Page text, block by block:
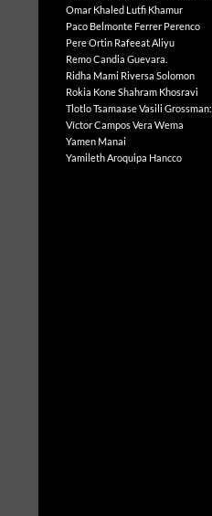
Omar Khaled Lutfi Khamur
Paco Belmonte Ferrer Perenco
Pere Ortin Rafeeat Aliyu
Remo Candia Guevara.
Ridha Mami Riversa Solomon
Rokia KoneShahram Khosravi
Tlotlo TsamaaseVasili Grossman:
Víctor Campos Vera Wema
Yamen Manai
Yamileth Aroquipa Hancco